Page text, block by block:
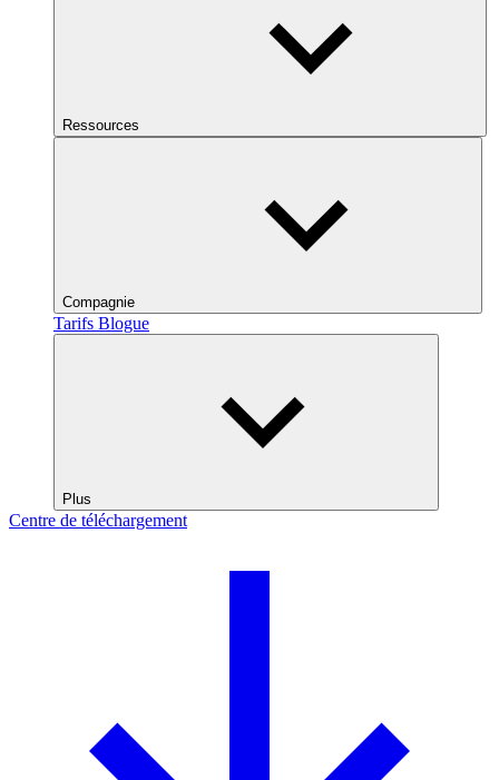
Ressources
Compagnie
Tarifs Blogue
Plus
Centre de téléchargement